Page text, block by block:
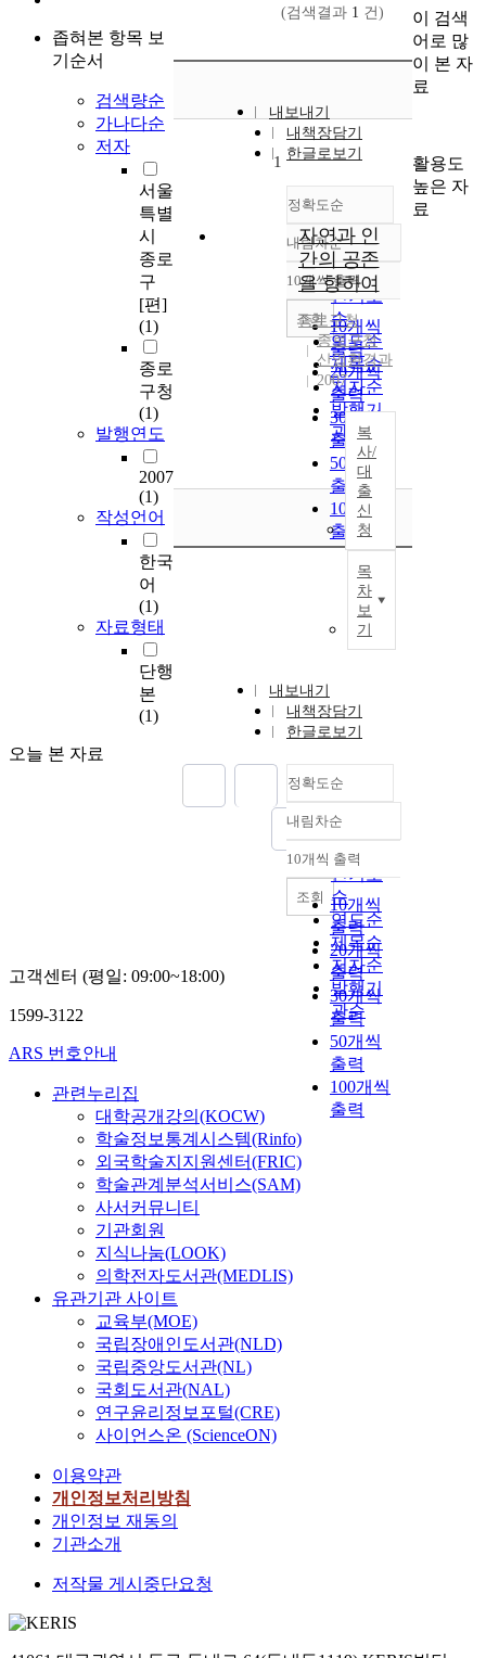
좁혀본 항목 보
기순서
검색량순
가나다순
저자
서울
특별
시
종로
구
[편]
(1)
종로
구청
(1)
발행연도
2007
(1)
작성언어
한국
어
(1)
자료형태
단행
본
(1)
오늘 본 자료
(검색결과 1 건)
내보내기
내책장담기
한글로보기
정확도순
정확도
순
인기도
순
연도순
제목순
저자순
발행기
관순
내림차순
내림차순
10개씩 출력
10개씩
출력
20개씩
출력
30개씩
출력
50개씩
출력
100개씩
출력
조회
1
자연과 인
간의 공존
을 향하여
종로구청
종로구청
산업환경과
2007
복
사/
대
출
신
청
목
차
보
기
내보내기
내책장담기
한글로보기
정확도순
정확도
순
인기도
순
연도순
제목순
저자순
발행기
관순
내림차순
내림차순
10개씩 출력
10개씩
출력
20개씩
출력
30개씩
출력
50개씩
출력
100개씩
출력
조회
이 검색
어로 많
이 본 자
료
활용도
높은 자
료
고객센터 (평일: 09:00~18:00)
1599-3122
ARS 번호안내
관련누리집
대학공개강의(KOCW)
학술정보통계시스템(Rinfo)
외국학술지지원센터(FRIC)
학술관계분석서비스(SAM)
사서커뮤니티
기관회원
지식나눔(LOOK)
의학전자도서관(MEDLIS)
유관기관 사이트
교육부(MOE)
국립장애인도서관(NLD)
국립중앙도서관(NL)
국회도서관(NAL)
연구윤리정보포털(CRE)
사이언스온 (ScienceON)
이용약관
개인정보처리방침
개인정보 재동의
기관소개
저작물 게시중단요청